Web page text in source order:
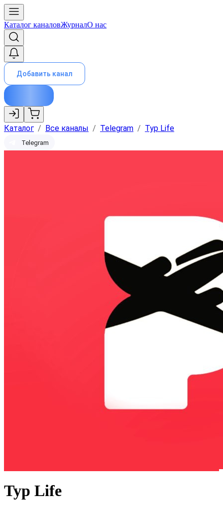
Каталог каналовЖурналО нас
Добавить канал
Каталог / Все каналы / Telegram / Тур Life
Telegram
Тур Life